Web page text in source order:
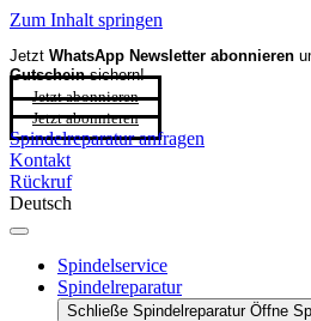
Zum Inhalt springen
Jetzt WhatsApp Newsletter abonnieren
Gutscheinsichern!
Jetzt abonnieren
Jetzt abonnieren
Spindelreparatur anfragen
Kontakt
Rückruf
Deutsch
Spindelservice
Spindelreparatur
Schließe Spindelreparatur Öffne